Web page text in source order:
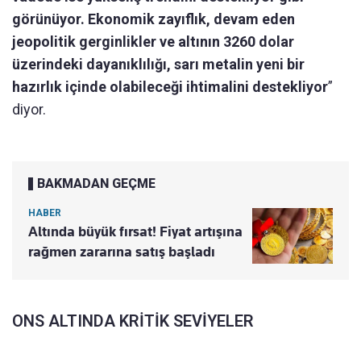
görünüyor. Ekonomik zayıflık, devam eden
jeopolitik gerginlikler ve altının 3260 dolar
üzerindeki dayanıklılığı, sarı metalin yeni bir
hazırlık içinde olabileceği ihtimalini destekliyor”
diyor.
BAKMADAN GEÇME
HABER
Altında büyük fırsat! Fiyat artışına
rağmen zararına satış başladı
ONS ALTINDA KRİTİK SEVİYELER